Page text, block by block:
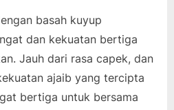
basah kuyup
dan kekuatan bertiga
Jauh dari rasa capek, dan
ajaib yang tercipta
bertiga untuk bersama